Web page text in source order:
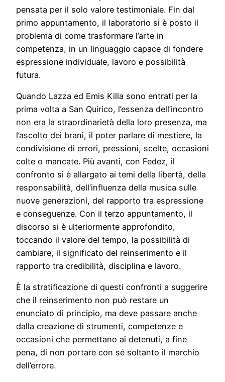
pensata per il solo valore testimoniale. Fin dal
primo appuntamento, il laboratorio si è posto il
problema di come trasformare l’arte in
competenza, in un linguaggio capace di fondere
espressione individuale, lavoro e possibilità
futura.
Quando Lazza ed Emis Killa sono entrati per la
prima volta a San Quirico, l’essenza dell’incontro
non era la straordinarietà della loro presenza, ma
l’ascolto dei brani, il poter parlare di mestiere, la
condivisione di errori, pressioni, scelte, occasioni
colte o mancate. Più avanti, con Fedez, il
confronto si è allargato ai temi della libertà, della
responsabilità, dell’influenza della musica sulle
nuove generazioni, del rapporto tra espressione
e conseguenze. Con il terzo appuntamento, il
discorso si è ulteriormente approfondito,
toccando il valore del tempo, la possibilità di
cambiare, il significato del reinserimento e il
rapporto tra credibilità, disciplina e lavoro.
È la stratificazione di questi confronti a suggerire
che il reinserimento non può restare un
enunciato di principio, ma deve passare anche
dalla creazione di strumenti, competenze e
occasioni che permettano ai detenuti, a fine
pena, di non portare con sé soltanto il marchio
dell’errore.